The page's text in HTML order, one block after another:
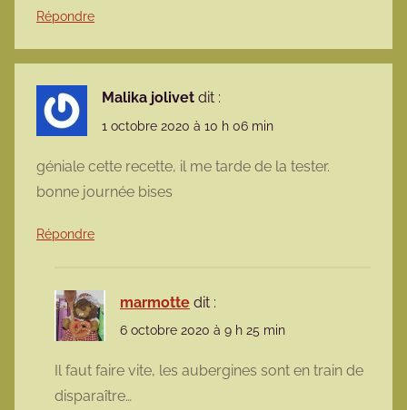
Répondre
Malika jolivet dit :
1 octobre 2020 à 10 h 06 min
géniale cette recette, il me tarde de la tester.
bonne journée bises
Répondre
marmotte dit :
6 octobre 2020 à 9 h 25 min
Il faut faire vite, les aubergines sont en train de
disparaître…